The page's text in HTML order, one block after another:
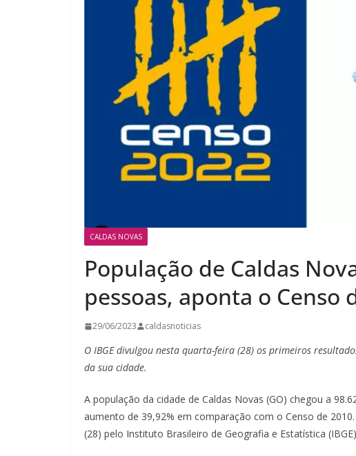
CALDAS NOVAS
População de Caldas
pessoas, aponta o Censo
29/06/2023 caldasnoticias
O IBGE divulgou nesta quarta-feira (28) os primeiros
da sua cidade.
A população da cidade de Caldas Novas (GO) chegou a
aumento de 39,92% em comparação com o Censo de
(28) pelo Instituto Brasileiro de Geografia e Estatística